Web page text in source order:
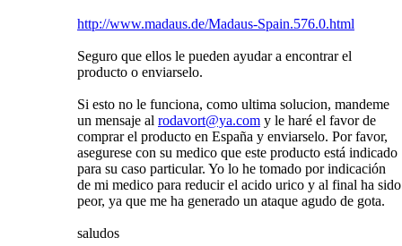
http://www.madaus.de/Madaus-Spain.576.0.html
Seguro que ellos le pueden ayudar a encontrar el
producto o enviarselo.
Si esto no le funciona, como ultima solucion, mandeme
un mensaje al rodavort@ya.com y le haré el favor de
comprar el producto en España y enviarselo. Por favor,
asegurese con su medico que este producto está indicado
para su caso particular. Yo lo he tomado por indicación
de mi medico para reducir el acido urico y al final ha sido
peor, ya que me ha generado un ataque agudo de gota.
saludos